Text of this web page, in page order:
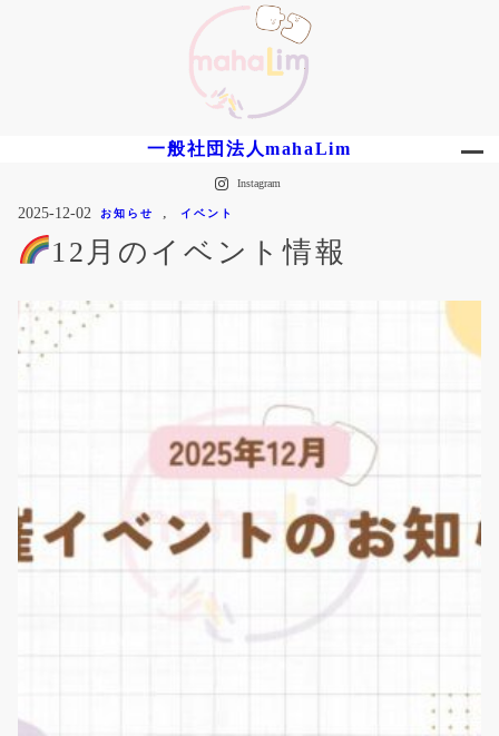
一般社団法人mahaLim
Instagram
2025-12-02 お知らせ イベント
12月のイベント情報